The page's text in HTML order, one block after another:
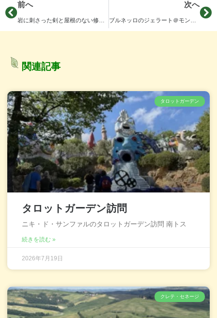
前へ
岩に刺さった剣と屋根のない修道院サンガルガーノ
次へ
ブルネッロのジェラート＠モンタルチーノ
関連記事
タロットガーデン
タロットガーデン訪問
ニキ・ド・サンファルのタロットガーデン訪問 南トス
続きを読む »
2026年7月19日
クレテ・セネージ